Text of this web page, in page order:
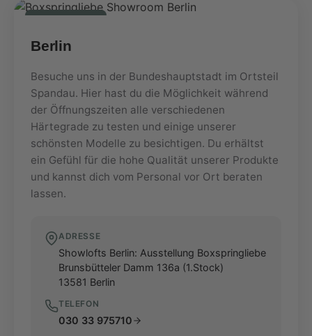
Berlin
Besuche uns in der Bundeshauptstadt im Ortsteil
Spandau. Hier hast du die Möglichkeit während
der Öffnungszeiten alle verschiedenen
Härtegrade zu testen und einige unserer
schönsten Modelle zu besichtigen. Du erhältst
ein Gefühl für die hohe Qualität unserer Produkte
und kannst dich vom Personal vor Ort beraten
lassen.
ADRESSE
Showlofts Berlin: Ausstellung Boxspringliebe
Brunsbütteler Damm 136a (1.Stock)
13581 Berlin
TELEFON
030 33 975710